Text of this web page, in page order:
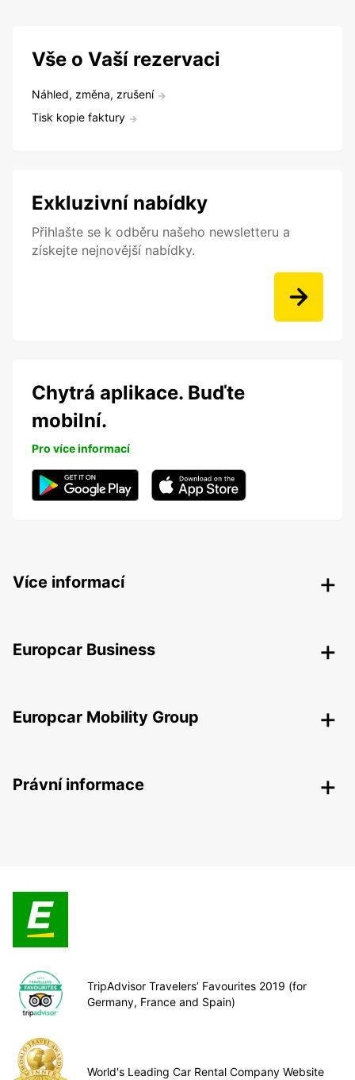
Vše o Vaší rezervaci
Náhled, změna, zrušení
Tisk kopie faktury
Exkluzivní nabídky
Přihlašte se k odběru našeho newsletteru a
získejte nejnovější nabídky.
Chytrá aplikace. Buďte
mobilní.
Pro více informací
Více informací
Europcar Business
Europcar Mobility Group
Právní informace
TripAdvisor Travelers’ Favourites 2019 (for
Germany, France and Spain)
World's Leading Car Rental Company Website